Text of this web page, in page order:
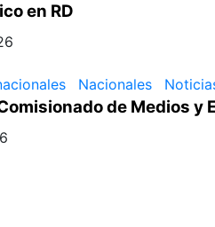
en RD
Nacionales
de Medios y